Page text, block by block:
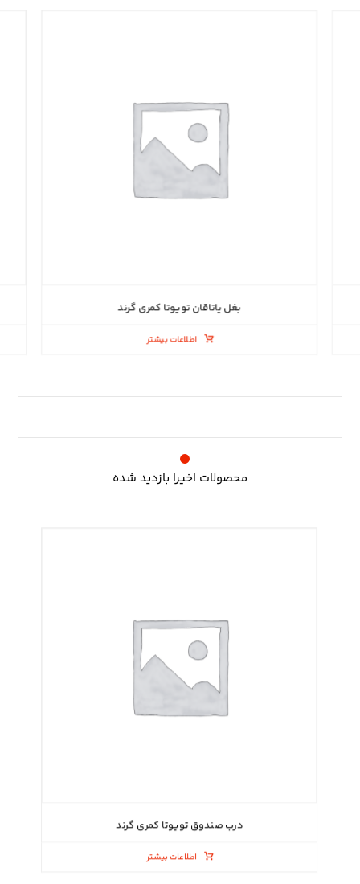
بغل یاتاقان تویوتا کمری گرند
اطلاعات بیشتر
محصولات اخیرا بازدید شده
درب صندوق تویوتا کمری گرند
اطلاعات بیشتر